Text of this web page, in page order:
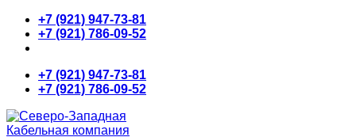
Skip
content
+7 (921) 947-73-81
+7 (921) 786-09-52
+7 (921) 947-73-81
+7 (921) 786-09-52